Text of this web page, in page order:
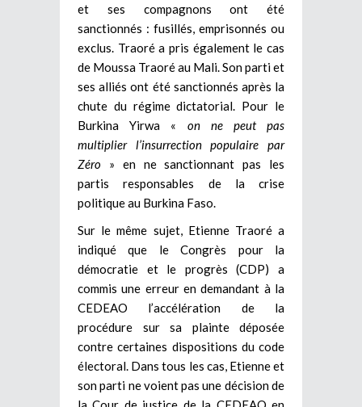
et ses compagnons ont été
sanctionnés : fusillés, emprisonnés ou
exclus. Traoré a pris également le cas
de Moussa Traoré au Mali. Son parti et
ses alliés ont été sanctionnés après la
chute du régime dictatorial. Pour le
Burkina Yirwa « on ne peut pas
multiplier l’insurrection populaire par
Zéro » en ne sanctionnant pas les
partis responsables de la crise
politique au Burkina Faso.
Sur le même sujet, Etienne Traoré a
indiqué que le Congrès pour la
démocratie et le progrès (CDP) a
commis une erreur en demandant à la
CEDEAO l’accélération de la
procédure sur sa plainte déposée
contre certaines dispositions du code
électoral. Dans tous les cas, Etienne et
son parti ne voient pas une décision de